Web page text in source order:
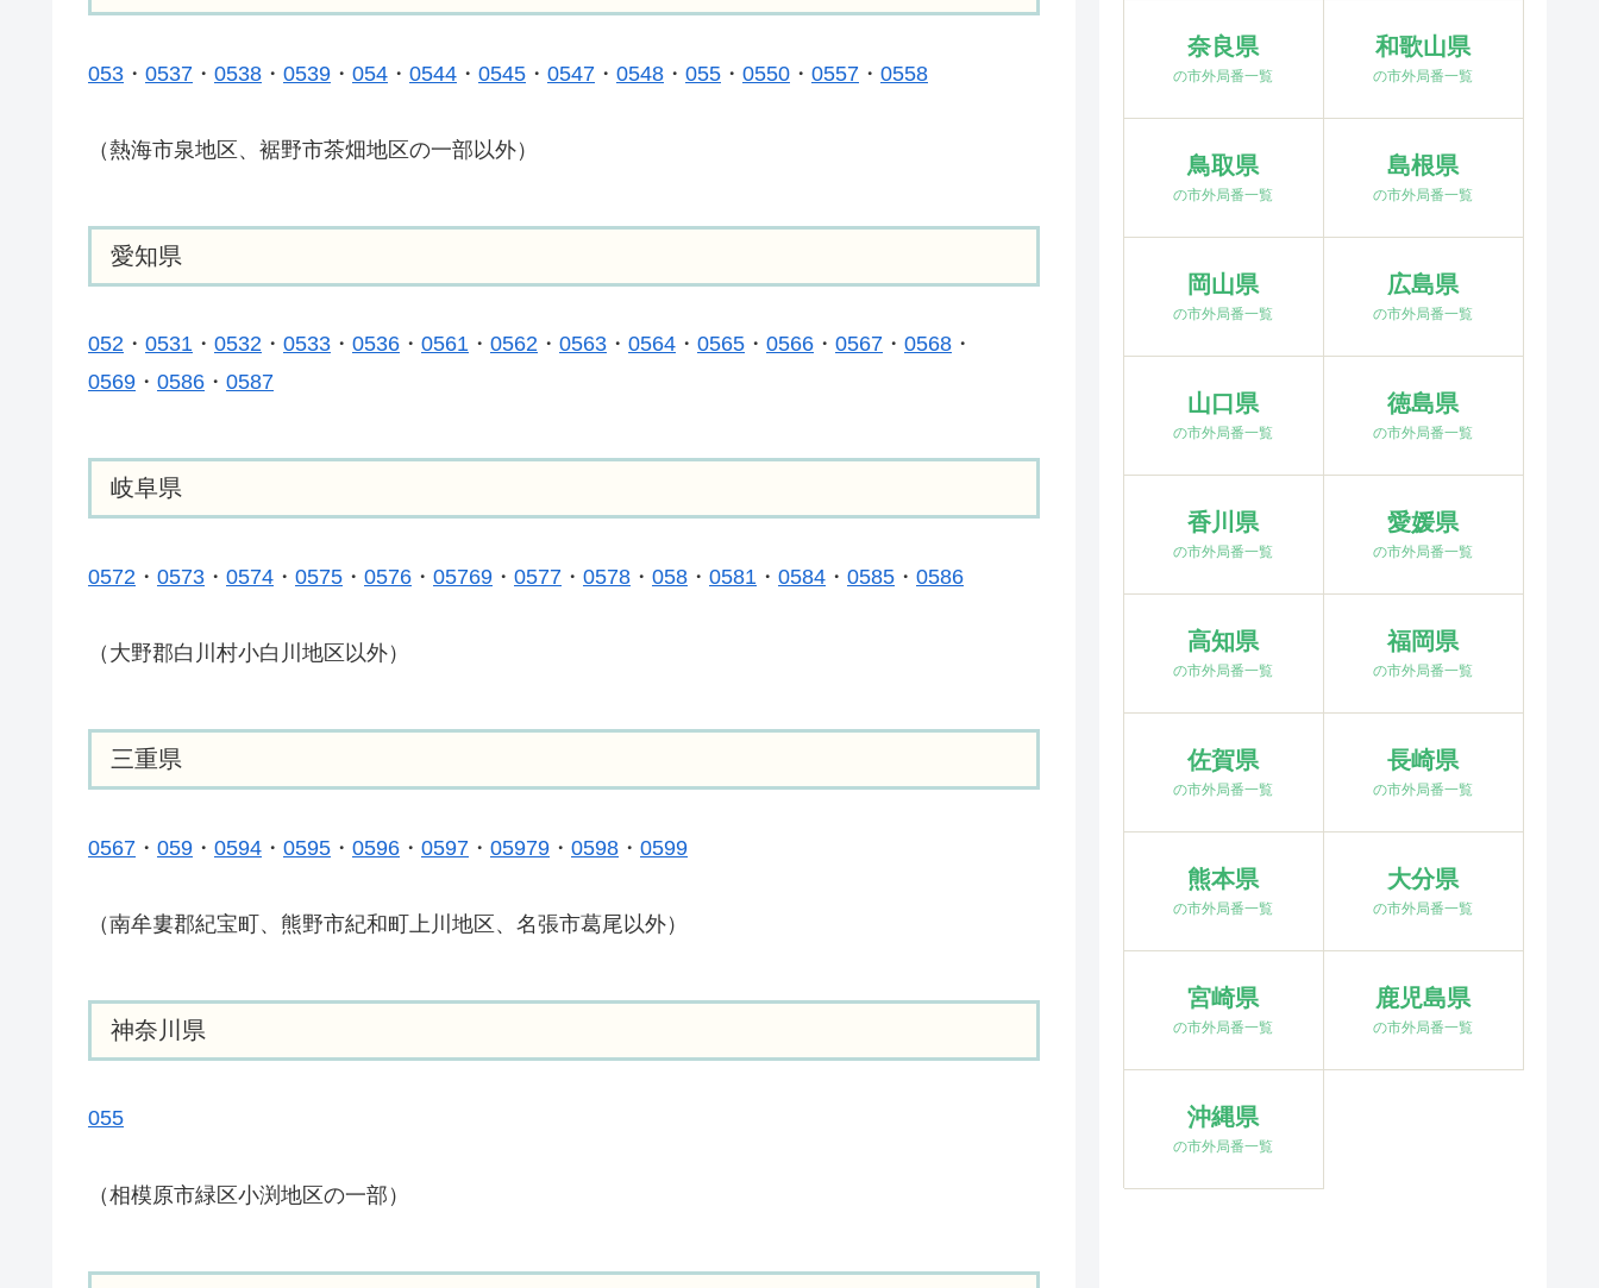
053 ・ 0537 ・ 0538 ・ 0539 ・ 054 ・ 0544 ・ 0545 ・ 0547 ・ 0548 ・ 055 ・ 0550 ・ 0557 ・ 0558
（熱海市泉地区、裾野市茶畑地区の一部以外）
愛知県
052 ・ 0531 ・ 0532 ・ 0533 ・ 0536 ・ 0561 ・ 0562 ・ 0563 ・ 0564 ・ 0565 ・ 0566 ・ 0567 ・ 0568 ・
0569 ・ 0586 ・ 0587
岐阜県
0572 ・ 0573 ・ 0574 ・ 0575 ・ 0576 ・ 05769 ・ 0577 ・ 0578 ・ 058 ・ 0581 ・ 0584 ・ 0585 ・ 0586
（大野郡白川村小白川地区以外）
三重県
0567 ・ 059 ・ 0594 ・ 0595 ・ 0596 ・ 0597 ・ 05979 ・ 0598 ・ 0599
（南牟婁郡紀宝町、熊野市紀和町上川地区、名張市葛尾以外）
神奈川県
055
（相模原市緑区小渕地区の一部）
奈良県
の市外局番一覧
和歌山県
の市外局番一覧
鳥取県
の市外局番一覧
島根県
の市外局番一覧
岡山県
の市外局番一覧
広島県
の市外局番一覧
山口県
の市外局番一覧
徳島県
の市外局番一覧
香川県
の市外局番一覧
愛媛県
の市外局番一覧
高知県
の市外局番一覧
福岡県
の市外局番一覧
佐賀県
の市外局番一覧
長崎県
の市外局番一覧
熊本県
の市外局番一覧
大分県
の市外局番一覧
宮崎県
の市外局番一覧
鹿児島県
の市外局番一覧
沖縄県
の市外局番一覧